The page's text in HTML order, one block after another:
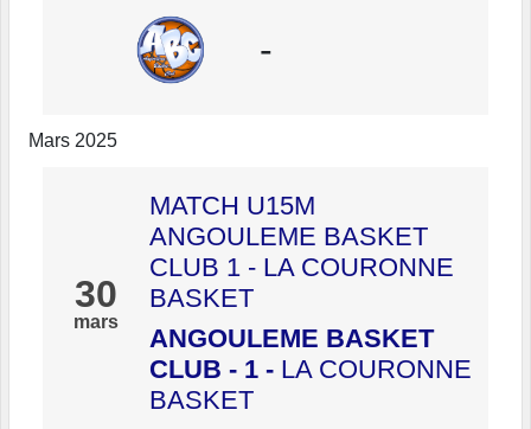
-
Mars 2025
30
mars
MATCH U15M
ANGOULEME BASKET
CLUB 1 - LA COURONNE
BASKET
ANGOULEME BASKET
CLUB - 1 - LA COURONNE
BASKET